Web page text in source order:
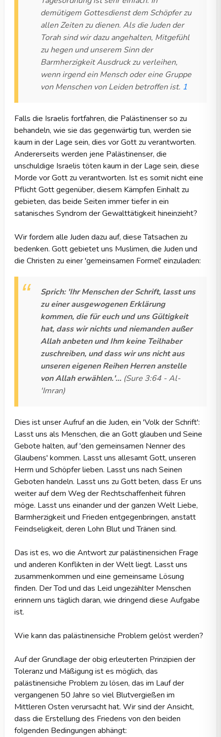
demütigem Gottesdienst dem Schöpfer zu
allen Zeiten zu dienen. Als die Juden der
Torah sind wir dazu angehalten, Mitgefühl
zu hegen und unserem Sinn der
Barmherzigkeit Ausdruck zu verleihen,
wenn irgend ein Mensch oder eine Gruppe
von Menschen von Leiden betroffen ist. 1
Falls die Israelis fortfahren, die Palästinenser so zu
behandeln, wie sie das gegenwärtig tun, werden sie
kaum in der Lage sein, dies vor Gott zu verantworten.
Andererseits werden jene Palästinenser, die
unschuldige Israelis töten kaum in der Lage sein, diese
Morde vor Gott zu verantworten. Ist es somit nicht eine
Pflicht Gott gegenüber, diesem Kämpfen Einhalt zu
gebieten, das beide Seiten immer tiefer in ein
satanisches Syndrom der Gewalttätigkeit hineinzieht?
Wir fordern alle Juden dazu auf, diese Tatsachen zu
bedenken. Gott gebietet uns Muslimen, die Juden und
die Christen zu einer 'gemeinsamen Formel' einzuladen:
Sprich: 'Ihr Menschen der Schrift, lasst uns
zu einer ausgewogenen Erklärung
kommen, die für euch und uns Gültigkeit
hat, dass wir nichts und niemanden außer
Allah anbeten und Ihm keine Teilhaber
zuschreiben, und dass wir uns nicht aus
unseren eigenen Reihen Herren anstelle
von Allah erwählen.'... (Sure 3:64 - Al-
'Imran)
Dies ist unser Aufruf an die Juden, ein 'Volk der Schrift':
Lasst uns als Menschen, die an Gott glauben und Seine
Gebote halten, auf 'den gemeinsamen Nenner des
Glaubens' kommen. Lasst uns allesamt Gott, unseren
Herrn und Schöpfer lieben. Lasst uns nach Seinen
Geboten handeln. Lasst uns zu Gott beten, dass Er uns
weiter auf dem Weg der Rechtschaffenheit führen
möge. Lasst uns einander und der ganzen Welt Liebe,
Barmherzigkeit und Frieden entgegenbringen, anstatt
Feindseligkeit, deren Lohn Blut und Tränen sind.
Das ist es, wo die Antwort zur palästinensichen Frage
und anderen Konflikten in der Welt liegt. Lasst uns
zusammenkommen und eine gemeinsame Lösung
finden. Der Tod und das Leid ungezählter Menschen
erinnern uns täglich daran, wie dringend diese Aufgabe
ist.
Wie kann das palästinensiche Problem gelöst werden?
Auf der Grundlage der obig erleuterten Prinzipien der
Toleranz und Mäßigung ist es möglich, das
palästinensiche Problem zu lösen, das im Lauf der
vergangenen 50 Jahre so viel Blutvergießen im
Mittleren Osten verursacht hat. Wir sind der Ansicht,
dass die Erstellung des Friedens von den beiden
folgenden Bedingungen abhängt: